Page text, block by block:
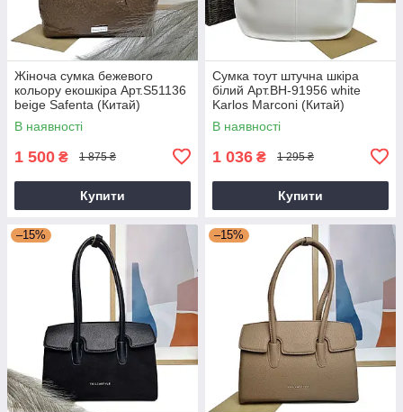
Жіноча сумка бежевого
кольору екошкіра Арт.S51136
beige Safenta (Китай)
В наявності
1 500 ₴ 1 875 ₴
Купити
Сумка тоут штучна шкіра
білий Арт.BH-91956 white
Karlos Marconi (Китай)
В наявності
1 036 ₴ 1 295 ₴
Купити
–15% –15%